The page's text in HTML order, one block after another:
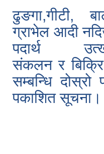
ढुङगा,गीटी,
ग्राभेल आदी
पदार्थ
संकलन र बिक्रि
सम्बन्धि दोस्रो
पकाशित सूचना।